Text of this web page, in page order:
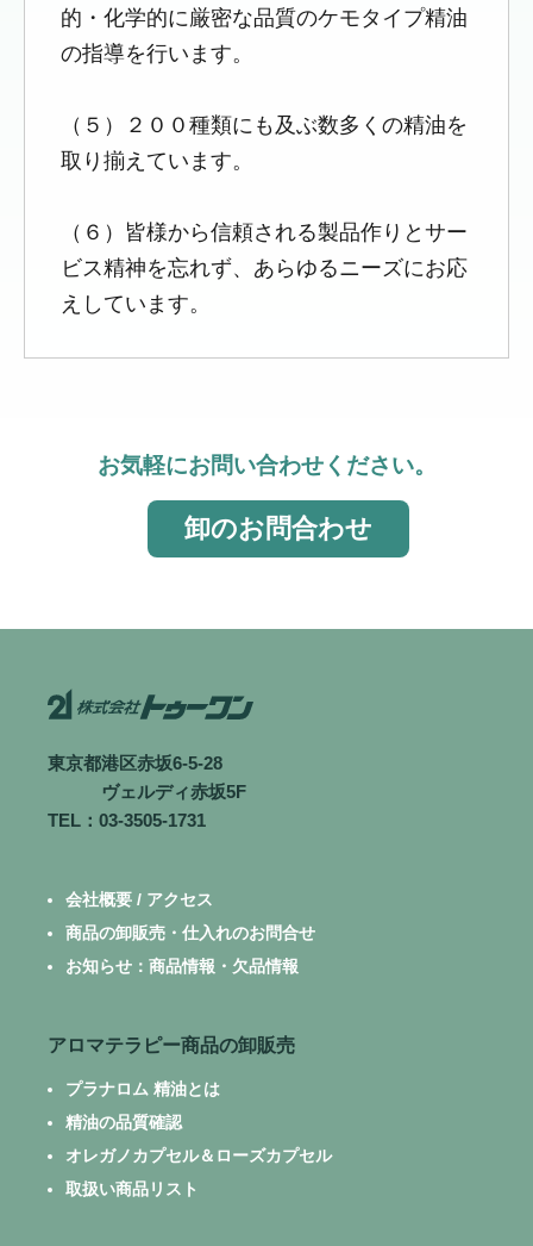
的・化学的に厳密な品質のケモタイプ精油
の指導を行います。
（５）２００種類にも及ぶ数多くの精油を
取り揃えています。
（６）皆様から信頼される製品作りとサー
ビス精神を忘れず、あらゆるニーズにお応
えしています。
お気軽にお問い合わせください。
卸のお問合わせ
東京都港区赤坂6-5-28
ヴェルディ赤坂5F
TEL：03-3505-1731
会社概要 / アクセス
商品の卸販売・仕入れのお問合せ
お知らせ：商品情報・欠品情報
アロマテラピー商品の卸販売
プラナロム 精油とは
精油の品質確認
オレガノカプセル＆ローズカプセル
取扱い商品リスト